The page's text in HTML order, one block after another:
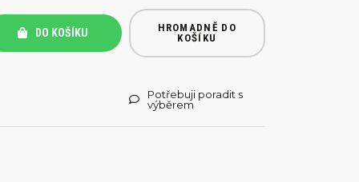
DO KOŠÍKU
HROMADNĚ DO
KOŠÍKU
Potřebuji poradit s
výběrem